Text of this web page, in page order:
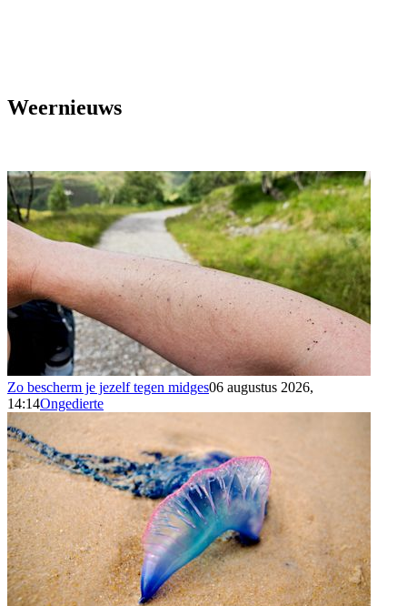
Weernieuws
Zo bescherm je jezelf tegen midges06 augustus 2026,
14:14Ongedierte